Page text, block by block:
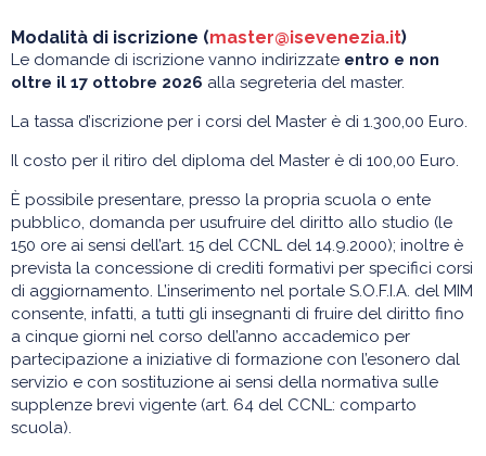
Modalità di iscrizione (master@isevenezia.it)
Le domande di iscrizione vanno indirizzate entro e non
oltre il 17 ottobre 2026 alla segreteria del master.
La tassa d’iscrizione per i corsi del Master è di 1.300,00 Euro.
Il costo per il ritiro del diploma del Master è di 100,00 Euro.
È possibile presentare, presso la propria scuola o ente
pubblico, domanda per usufruire del diritto allo studio (le
150 ore ai sensi dell’art. 15 del CCNL del 14.9.2000); inoltre è
prevista la concessione di crediti formativi per specifici corsi
di aggiornamento. L’inserimento nel portale S.O.F.I.A. del MIM
consente, infatti, a tutti gli insegnanti di fruire del diritto fino
a cinque giorni nel corso dell’anno accademico per
partecipazione a iniziative di formazione con l’esonero dal
servizio e con sostituzione ai sensi della normativa sulle
supplenze brevi vigente (art. 64 del CCNL: comparto
scuola).